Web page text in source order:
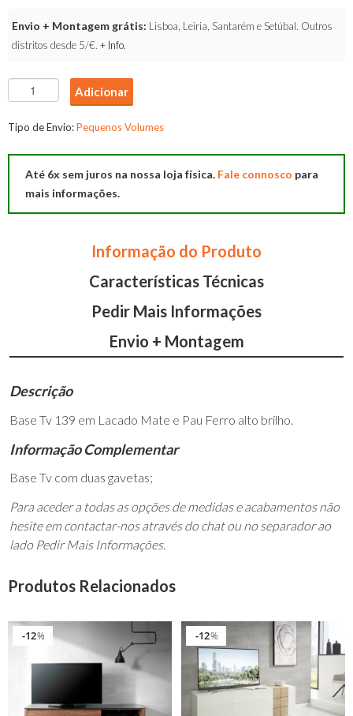
Envio + Montagem grátis: Lisboa, Leiria, Santarém e Setúbal. Outros
distritos desde 5/€. + Info.
Quantidade
de
Base
Adicionar
Tipo de Envio:Pequenos Volumes
Até 6x sem juros na nossa loja física. Fale connosco para
mais informações.
Informação do Produto
Características Técnicas
Pedir Mais Informações
Envio + Montagem
Descrição
Base Tv 139 em Lacado Mate e Pau Ferro alto brilho.
Informação Complementar
Base Tv com duas gavetas;
Para aceder a todas as opções de medidas e acabamentos não
hesite em contactar-nos através do chat ou no separador ao
lado Pedir Mais Informações.
Produtos Relacionados
%
12 %
12